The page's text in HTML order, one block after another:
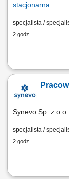
stacjonarna
specjalista /
2 godz.
Opis stanowiska:
Prowadzenie
Pobrań; Obsługa
Synevo Sp. z o.o.
specjalista /
2 godz.
Opis stanowiska: